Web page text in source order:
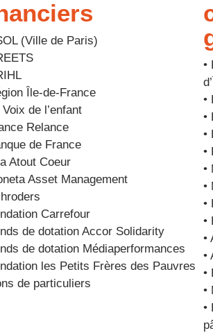
(Ville de Paris)
Île-de-France
Voix de l’enfant
Relance
de France
Atout Coeur
Asset Management
Carrefour
de dotation Accor Solidarity
de dotation Médiaperformances
les Petits Frères des Pauvres
de particuliers
•
•
•
•
•
•
•
•
•
•
•
•
•
•